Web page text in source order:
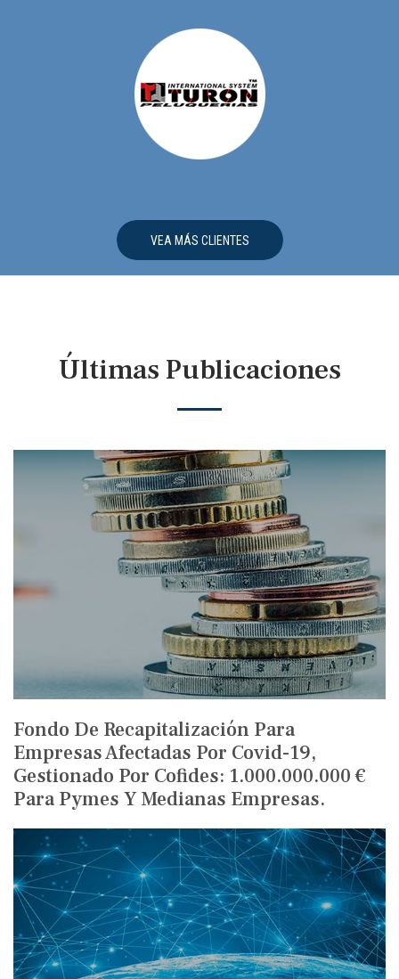
VEA MÁS CLIENTES
Últimas Publicaciones
Fondo De Recapitalización Para
Empresas Afectadas Por Covid-19,
Gestionado Por Cofides: 1.000.000.000 €
Para Pymes Y Medianas Empresas.